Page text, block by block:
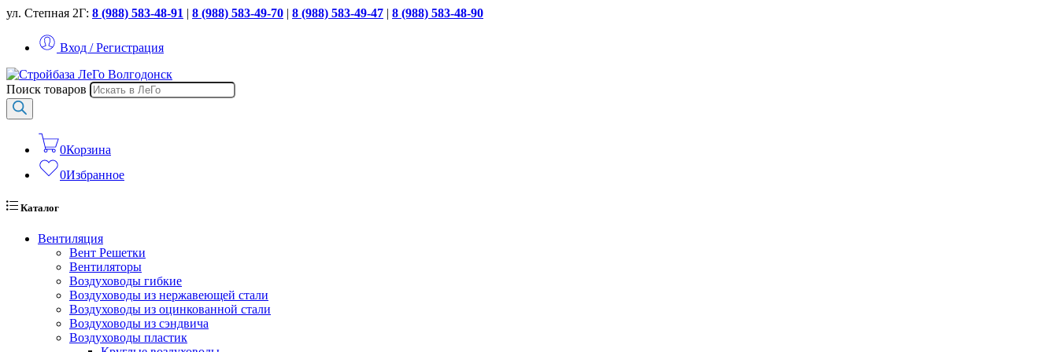
ул. Степная 2Г: 8 (988) 583-48-91 | 8 (988) 583-49-70 | 8 (988) 583-49-47 | 8 (988) 583-48-90
Вход / Регистрация
Поиск товаров
0Корзина
0Избранное
Каталог
Вентиляция
Вент Решетки
Вентиляторы
Воздуховоды гибкие
Воздуховоды из нержавеющей стали
Воздуховоды из оцинкованной стали
Воздуховоды из сэндвича
Воздуховоды пластик